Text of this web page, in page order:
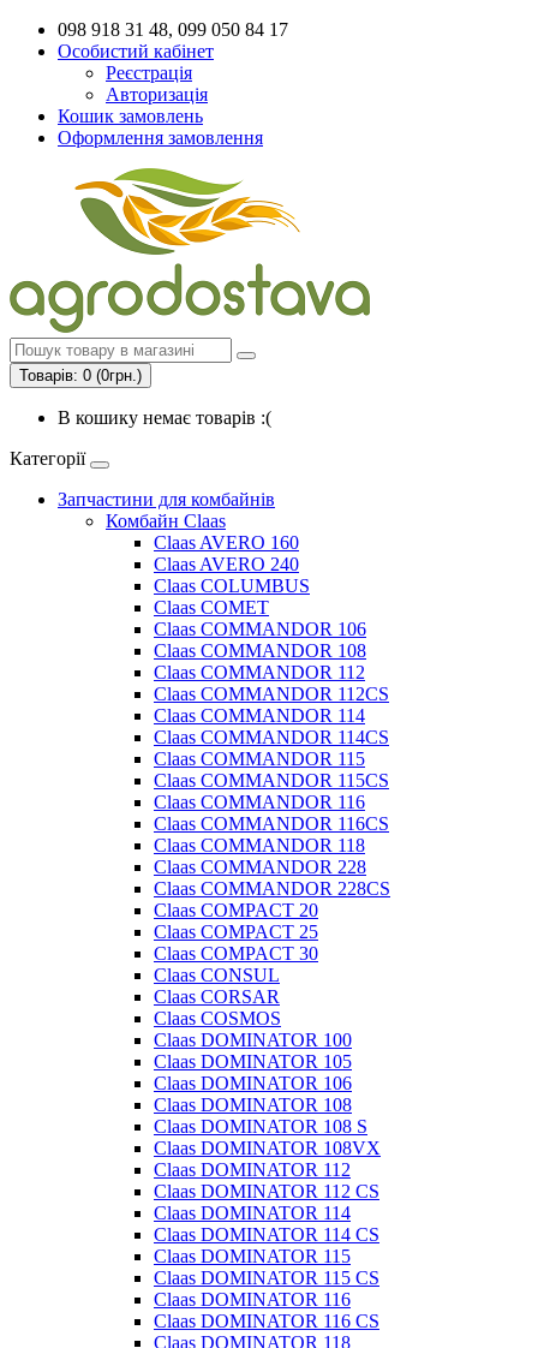
098 918 31 48, 099 050 84 17
Особистий кабінет
Реєстрація
Авторизація
Кошик замовлень
Оформлення замовлення
Товарів: 0 (0грн.)
В кошику немає товарів :(
Категорії
Запчастини для комбайнів
Комбайн Claas
Claas AVERO 160
Claas AVERO 240
Claas COLUMBUS
Claas COMET
Claas COMMANDOR 106
Claas COMMANDOR 108
Claas COMMANDOR 112
Claas COMMANDOR 112CS
Claas COMMANDOR 114
Claas COMMANDOR 114CS
Claas COMMANDOR 115
Claas COMMANDOR 115CS
Claas COMMANDOR 116
Claas COMMANDOR 116CS
Claas COMMANDOR 118
Claas COMMANDOR 228
Claas COMMANDOR 228CS
Claas COMPACT 20
Claas COMPACT 25
Claas COMPACT 30
Claas CONSUL
Claas CORSAR
Claas COSMOS
Claas DOMINATOR 100
Claas DOMINATOR 105
Claas DOMINATOR 106
Claas DOMINATOR 108
Claas DOMINATOR 108 S
Claas DOMINATOR 108VX
Claas DOMINATOR 112
Claas DOMINATOR 112 CS
Claas DOMINATOR 114
Claas DOMINATOR 114 CS
Claas DOMINATOR 115
Claas DOMINATOR 115 CS
Claas DOMINATOR 116
Claas DOMINATOR 116 CS
Claas DOMINATOR 118